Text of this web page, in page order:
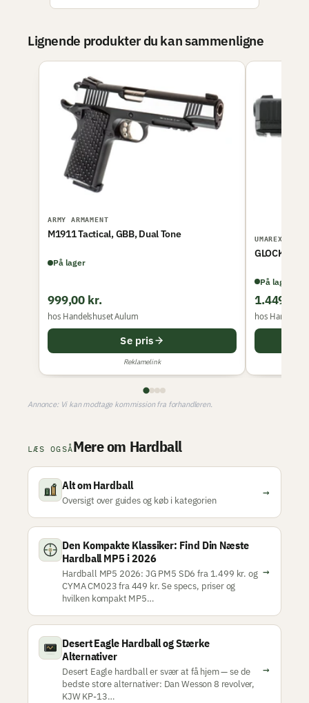
Lignende produkter du kan sammenligne
ARMY ARMAMENT
M1911 Tactical, GBB, Dual Tone
På lager
999,00 kr.
hos Handelshuset Aulum
Se pris
Reklamelink
UMAREX
GLOCK 19
På lager
1.449,00
hos
Annonce: Vi kan modtage kommission fra forhandleren.
LÆS OGSÅMere om Hardball
Alt om Hardball
Oversigt over guides og køb i kategorien
→
Den Kompakte Klassiker: Find Din Næste
Hardball MP5 i 2026
Hardball MP5 2026: JG PM5 SD6 fra 1.499 kr. og
CYMA CM023 fra 449 kr. Se specs, priser og
hvilken kompakt MP5…
→
Desert Eagle Hardball og Stærke
Alternativer
Desert Eagle hardball er svær at få hjem — se de
bedste store alternativer: Dan Wesson 8 revolver,
KJW KP-13…
→